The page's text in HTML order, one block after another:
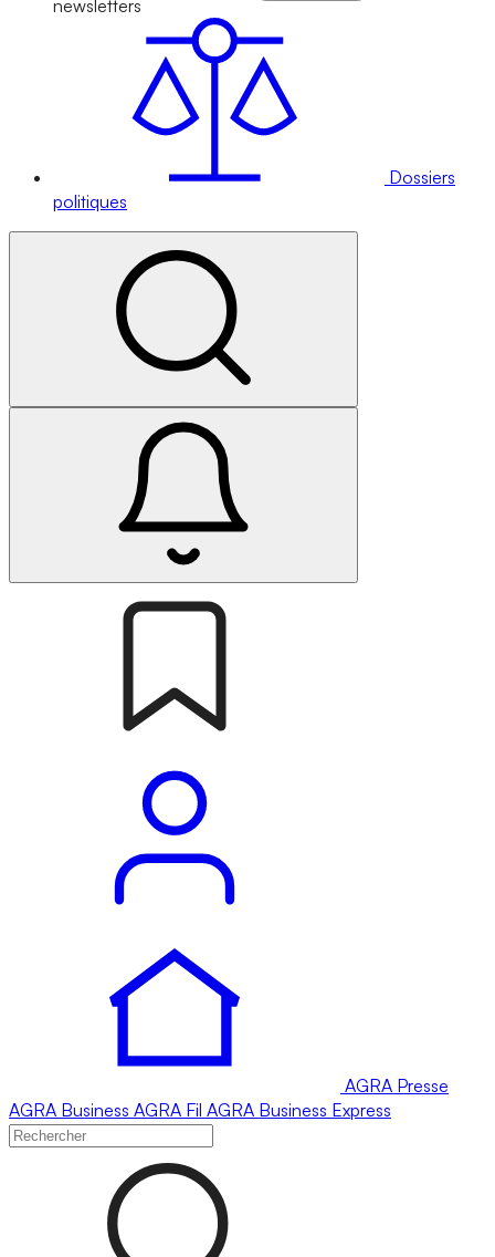
newsletters
Dossiers
politiques
AGRA Presse
AGRA Business AGRA Fil AGRA Business Express